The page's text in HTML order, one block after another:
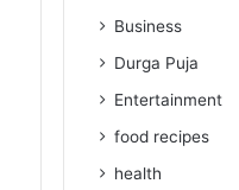
Business
Durga Puja
Entertainment
food recipes
health